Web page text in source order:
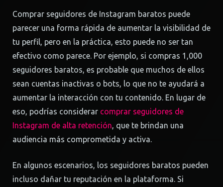
Comprar seguidores de Instagram baratos puede
parecer una forma rápida de aumentar la visibilidad de
tu perfil, pero en la práctica, esto puede no ser tan
efectivo como parece. Por ejemplo, si compras 1,000
seguidores baratos, es probable que muchos de ellos
sean cuentas inactivas o bots, lo que no te ayudará a
aumentar la interacción con tu contenido. En lugar de
eso, podrías considerar comprar seguidores de
Instagram de alta retención, que te brindan una
audiencia más comprometida y activa.
En algunos escenarios, los seguidores baratos pueden
incluso dañar tu reputación en la plataforma. Si